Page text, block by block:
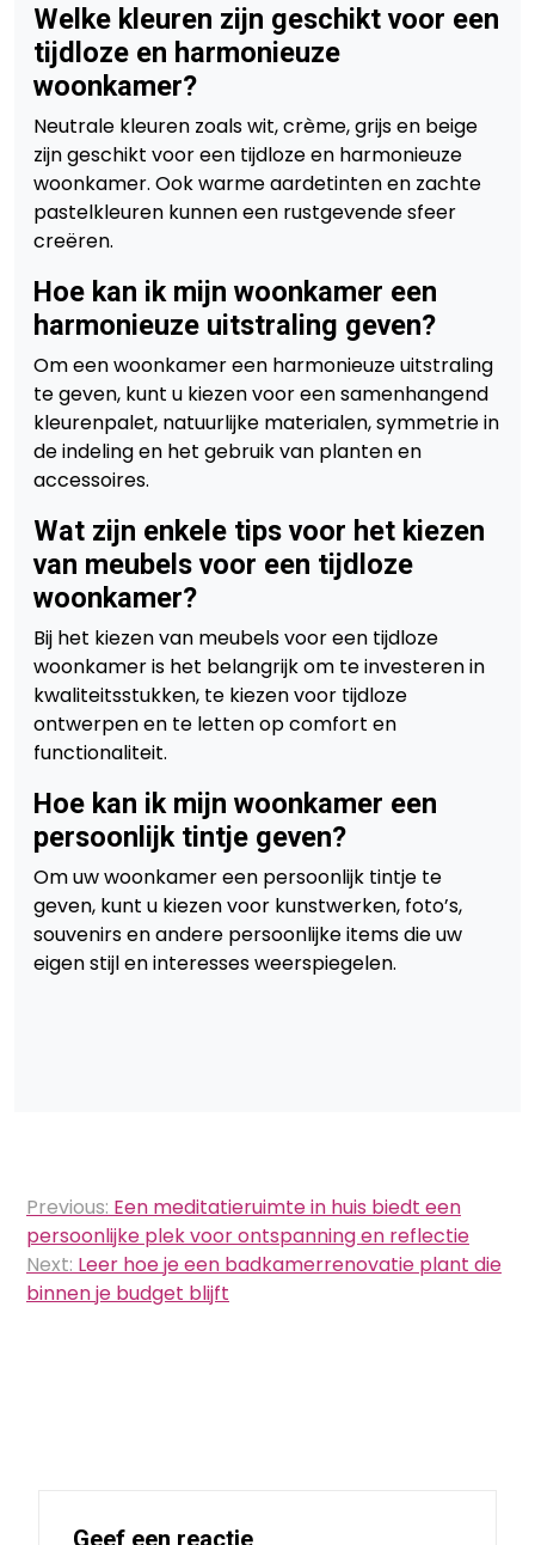
Welke kleuren zijn geschikt voor een
tijdloze en harmonieuze
woonkamer?
Neutrale kleuren zoals wit, crème, grijs en beige
zijn geschikt voor een tijdloze en harmonieuze
woonkamer. Ook warme aardetinten en zachte
pastelkleuren kunnen een rustgevende sfeer
creëren.
Hoe kan ik mijn woonkamer een
harmonieuze uitstraling geven?
Om een woonkamer een harmonieuze uitstraling
te geven, kunt u kiezen voor een samenhangend
kleurenpalet, natuurlijke materialen, symmetrie in
de indeling en het gebruik van planten en
accessoires.
Wat zijn enkele tips voor het kiezen
van meubels voor een tijdloze
woonkamer?
Bij het kiezen van meubels voor een tijdloze
woonkamer is het belangrijk om te investeren in
kwaliteitsstukken, te kiezen voor tijdloze
ontwerpen en te letten op comfort en
functionaliteit.
Hoe kan ik mijn woonkamer een
persoonlijk tintje geven?
Om uw woonkamer een persoonlijk tintje te
geven, kunt u kiezen voor kunstwerken, foto’s,
souvenirs en andere persoonlijke items die uw
eigen stijl en interesses weerspiegelen.
Bericht
navigatie
Previous: Een meditatieruimte in huis biedt een
persoonlijke plek voor ontspanning en reflectie
Next: Leer hoe je een badkamerrenovatie plant die
binnen je budget blijft
Geef een reactie